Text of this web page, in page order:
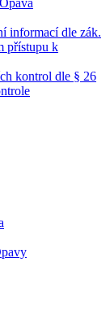
informací dle zák.
přístupu k
kontrol dle § 26